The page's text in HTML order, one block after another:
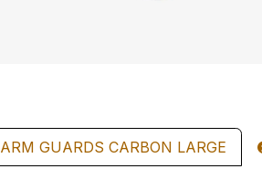
ARM GUARDS CARBON LARGE